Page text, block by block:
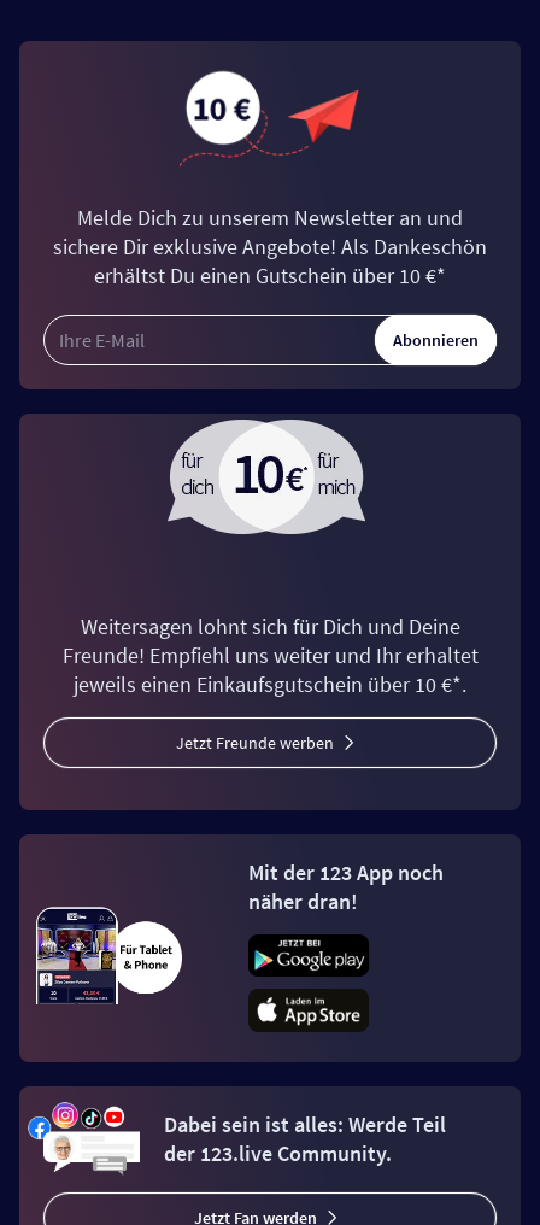
Melde Dich zu unserem Newsletter an und
sichere Dir exklusive Angebote! Als Dankeschön
erhältst Du einen Gutschein über 10 €*
Abonnieren
Weitersagen lohnt sich für Dich und Deine
Freunde! Empfiehl uns weiter und Ihr erhaltet
jeweils einen Einkaufsgutschein über 10 €*.
Jetzt Freunde werben
Mit der 123 App noch
näher dran!
Dabei sein ist alles: Werde Teil
der 123.live Community.
Jetzt Fan werden